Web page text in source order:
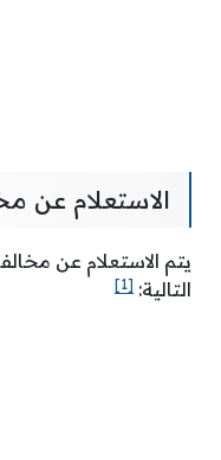
الاستعلام عن
يتم الاستعلام عن
التالية: [1]